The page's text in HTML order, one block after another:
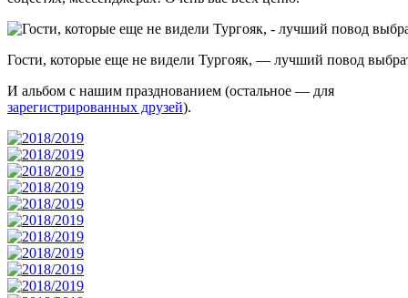
Гости, которые еще не видели Тургояк, — лучший повод
И альбом с нашим празднованием (остальное — для
зарегистрированных друзей).